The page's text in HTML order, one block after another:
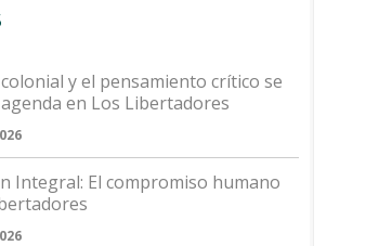
y el pensamiento crítico se
en Los Libertadores
Integral: El compromiso humano